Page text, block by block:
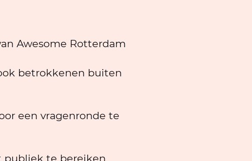
Awesome Rotterdam
betrokkenen buiten
een vragenronde te
publiek te bereiken